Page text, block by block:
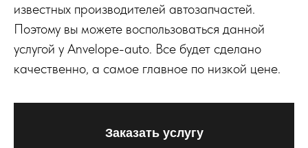
известных производителей автозапчастей.
Поэтому вы можете воспользоваться данной
услугой у Anvelope-auto. Все будет сделано
качественно, а самое главное по низкой цене.
Заказать услугу